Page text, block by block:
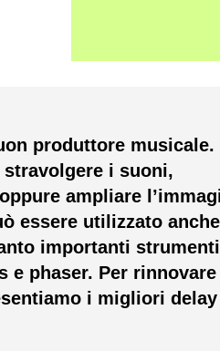
produttore musicale.
i suoni,
ampliare
essere utilizzato
importanti
e phaser. Per rinnovare
i migliori delay